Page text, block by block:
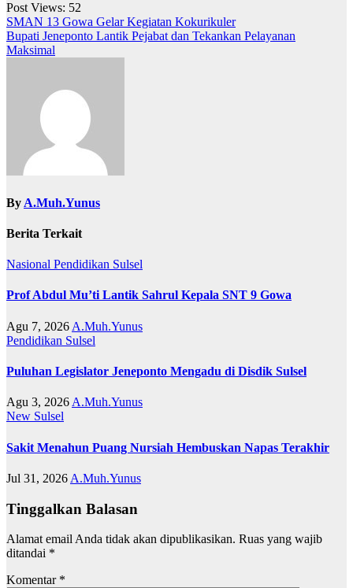
Post Views: 52
Navigasi
pos
SMAN 13 Gowa Gelar Kegiatan Kokurikuler
Bupati Jeneponto Lantik Pejabat dan Tekankan Pelayanan
Maksimal
By A.Muh.Yunus
Berita Terkait
Nasional Pendidikan Sulsel
Prof Abdul Mu’ti Lantik Sahrul Kepala SNT 9 Gowa
Agu 7, 2026 A.Muh.Yunus
Pendidikan Sulsel
Puluhan Legislator Jeneponto Mengadu di Disdik Sulsel
Agu 3, 2026 A.Muh.Yunus
New Sulsel
Sakit Menahun Puang Nursiah Hembuskan Napas Terakhir
Jul 31, 2026 A.Muh.Yunus
Tinggalkan Balasan
Alamat email Anda tidak akan dipublikasikan. Ruas yang wajib
ditandai *
Komentar *